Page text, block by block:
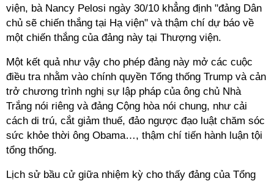
viện, bà Nancy Pelosi ngày 30/10 khẳng định "đảng Dân
chủ sẽ chiến thắng tại Hạ viện" và thậm chí dự báo về
một chiến thắng của đảng này tại Thượng viện.
Một kết quả như vậy cho phép đảng này mở các cuộc
điều tra nhằm vào chính quyền Tổng thống Trump và cản
trở chương trình nghị sự lập pháp của ông chủ Nhà
Trắng nói riêng và đảng Cộng hòa nói chung, như cải
cách di trú, cắt giảm thuế, đảo ngược đạo luật chăm sóc
sức khỏe thời ông Obama…, thậm chí tiến hành luận tội
tổng thống.
Lịch sử bầu cử giữa nhiệm kỳ cho thấy đảng của Tổng